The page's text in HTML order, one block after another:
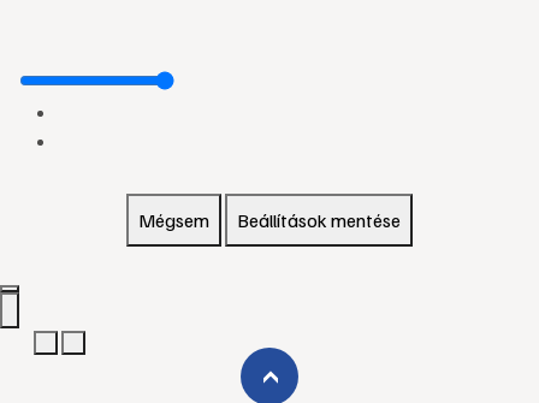
Mégsem Beállítások mentése
›